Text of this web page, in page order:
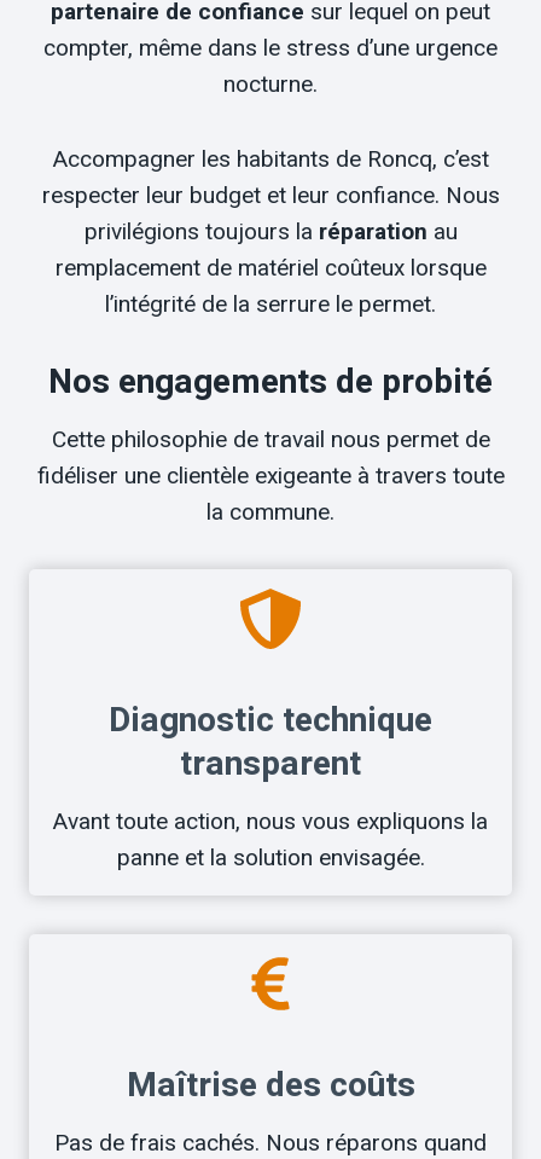
partenaire de confiance sur lequel on peut
compter, même dans le stress d’une urgence
nocturne.
Accompagner les habitants de Roncq, c’est
respecter leur budget et leur confiance. Nous
privilégions toujours la réparation au
remplacement de matériel coûteux lorsque
l’intégrité de la serrure le permet.
Nos engagements de probité
Cette philosophie de travail nous permet de
fidéliser une clientèle exigeante à travers toute
la commune.
Diagnostic technique
transparent
Avant toute action, nous vous expliquons la
panne et la solution envisagée.
Maîtrise des coûts
Pas de frais cachés. Nous réparons quand